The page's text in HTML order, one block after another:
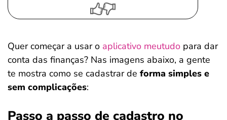
Quer começar a usar o aplicativo meutudo para dar
conta das finanças? Nas imagens abaixo, a gente
te mostra como se cadastrar de forma simples e
sem complicações:
Passo a passo de cadastro no